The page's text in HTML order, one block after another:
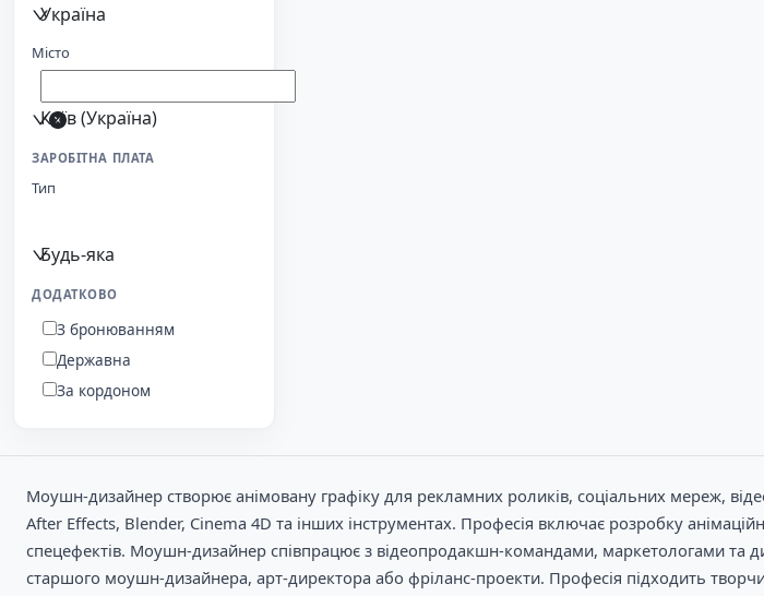
Україна
Місто
Київ (Україна)
ЗАРОБІТНА ПЛАТА
Тип
Будь-яка
ДОДАТКОВО
З бронюванням
Державна
За кордоном
Моушн-дизайнер створює анімовану графіку для рекламних роликів, соціальних мереж,
After Effects, Blender, Cinema 4D та інших інструментах. Професія включає розробку
спецефектів. Моушн-дизайнер співпрацює з відеопродакшн-командами, маркетологами та
старшого моушн-дизайнера, арт-директора або фріланс-проекти. Професія підходить